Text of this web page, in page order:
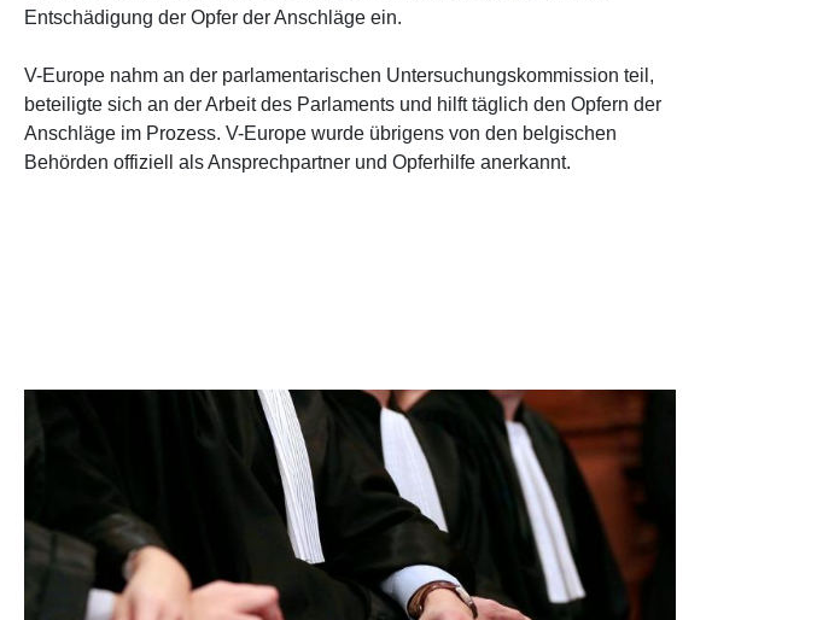
Entschädigung der Opfer der Anschläge ein.
V-Europe nahm an der parlamentarischen Untersuchungskommission teil,
beteiligte sich an der Arbeit des Parlaments und hilft täglich den Opfern der
Anschläge im Prozess. V-Europe wurde übrigens von den belgischen
Behörden offiziell als Ansprechpartner und Opferhilfe anerkannt.